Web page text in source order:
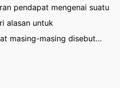
pendapat mengenai suatu
alasan untuk
masing-masing disebut…